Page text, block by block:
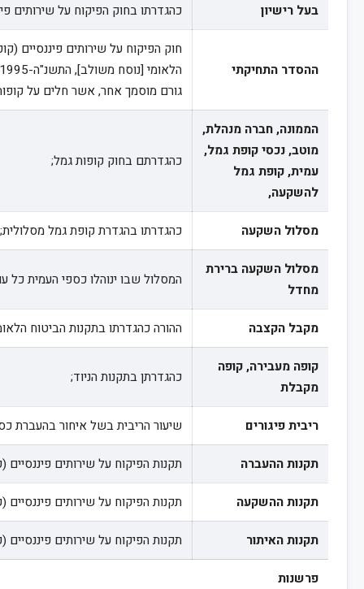
בעל רישיון כהגדרתו בחוק הפיקוח על שירותים
ההסדר התחיקתי
חוק הפיקוח על שירותים פיננסיים (קופות
הלאומי [נוסח משולב], התשנ"ה-1995 (להלן: "
גורם מוסמך אחר, אשר חלים על
הממונה, חברה מנהלת,
מוטב, נכסי קופת גמל,
עמית, קופת גמל
להשקעה,
כהגדרתם בחוק קופות גמל;
מסלול השקעה כהגדרתו בהגדרת קופת גמל מסלולית;
מסלול השקעה ברירת
מחדל
המסלול שבו ינוהלו כספי העמית
מקבל הקצבה ההורה כהגדרתו בתקנות הביטוח
קופה מעבירה, קופה
מקבלת
כהגדרתן בתקנות הניוד;
ריבית פיגורים שיעור הריבית בשל איחור
תקנות ההעברה תקנות הפיקוח על שירותים פיננסיים
תקנות ההשקעה תקנות הפיקוח על שירותים פיננסיים
תקנות האיתור תקנות הפיקוח על שירותים פיננסיים
פרשנות